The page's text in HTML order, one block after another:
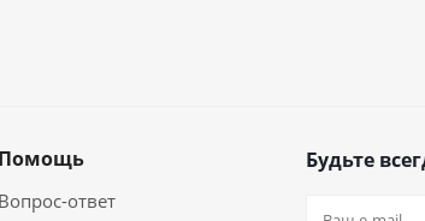
Помощь
Вопрос-ответ
Будьте